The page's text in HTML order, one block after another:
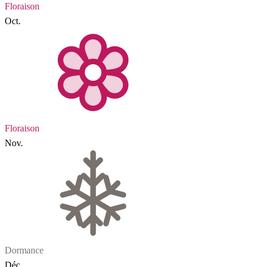
Floraison
Oct.
Floraison
Nov.
Dormance
Déc.